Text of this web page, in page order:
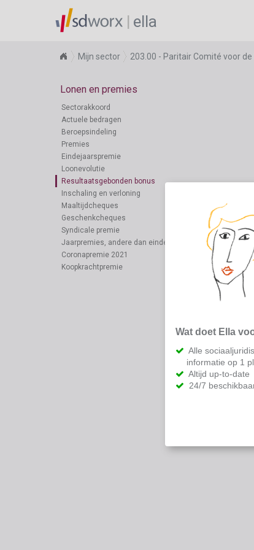
ella
Mijn sector 203.00 - Paritair Comité voor
Lonen en premies
Sectorakkoord
Actuele bedragen
Beroepsindeling
Premies
Eindejaarspremie
Loonevolutie
Resultaatsgebonden bonus
Inschaling en verloning
Maaltijdcheques
Geschenkcheques
Syndicale premie
Jaarpremies, andere dan eindejaarspremie
Coronapremie 2021
Koopkrachtpremie
Wat doet Ella
Alle
informatie op 1
Altijd up-to-date
24/7